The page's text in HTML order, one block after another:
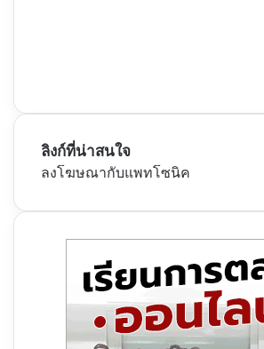
ลิงก์ที่น่าสนใจ
ลงโฆษณากับแพทโซนิค